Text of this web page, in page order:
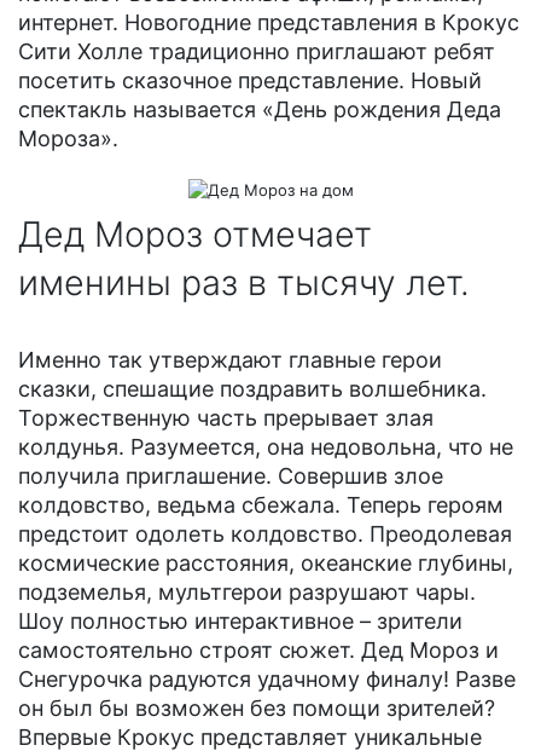
интернет. Новогодние представления в Крокус
Сити Холле традиционно приглашают ребят
посетить сказочное представление. Новый
спектакль называется «День рождения Деда
Мороза».
Дед Мороз отмечает
именины раз в тысячу лет.
Именно так утверждают главные герои
сказки, спешащие поздравить волшебника.
Торжественную часть прерывает злая
колдунья. Разумеется, она недовольна, что не
получила приглашение. Совершив злое
колдовство, ведьма сбежала. Теперь героям
предстоит одолеть колдовство. Преодолевая
космические расстояния, океанские глубины,
подземелья, мультгерои разрушают чары.
Шоу полностью интерактивное – зрители
самостоятельно строят сюжет. Дед Мороз и
Снегурочка радуются удачному финалу! Разве
он был бы возможен без помощи зрителей?
Впервые Крокус представляет уникальные